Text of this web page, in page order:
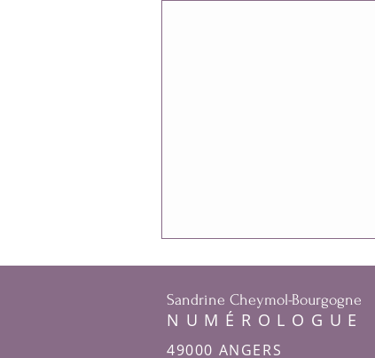
Sandrine Cheymol-Bourgogne
NUMÉROLOGUE
49000 ANGERS